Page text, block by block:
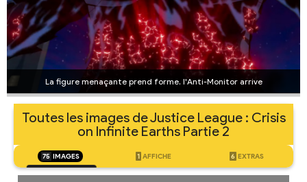
La figure menaçante prend forme, l'Anti-Monitor arrive
Toutes les images de Justice League : Crisis
on Infinite Earths Partie 2
75 IMAGES 1 AFFICHE 6 EXTRAS